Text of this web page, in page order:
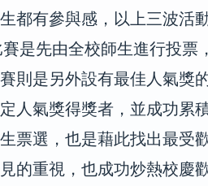
都有參與感，以上三波活
是先由全校師生進行投票
則是另外設有最佳人氣獎
人氣獎得獎者，並成功累
票選，也是藉此找出最受
的重視，也成功炒熱校慶歡